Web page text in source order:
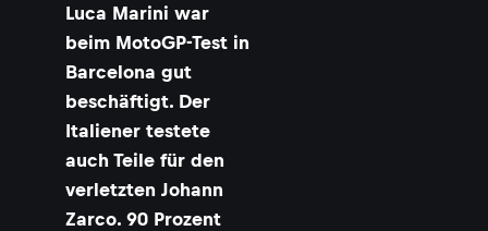
Luca Marini war
beim MotoGP-Test in
Barcelona gut
beschäftigt. Der
Italiener testete
auch Teile für den
verletzten Johann
Zarco. 90 Prozent